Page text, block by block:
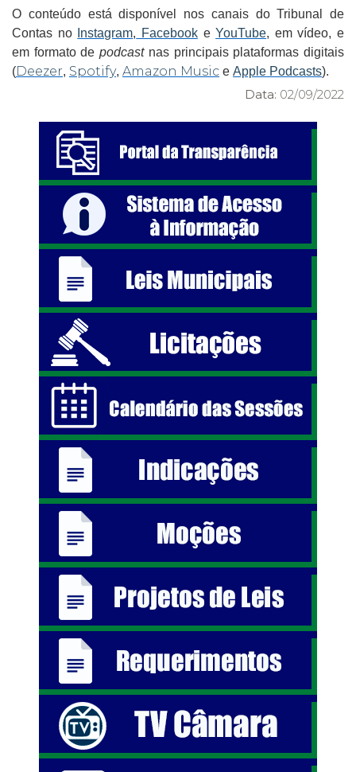
O conteúdo está disponível nos canais do Tribunal de
Contas no
Instagram, FacebookeYouTube, em vídeo, e
em formato depodcast nas principais plataformas digitais
(Deezer, Spotify, Amazon Music e Apple Podcasts).
Data: 02/09/2022